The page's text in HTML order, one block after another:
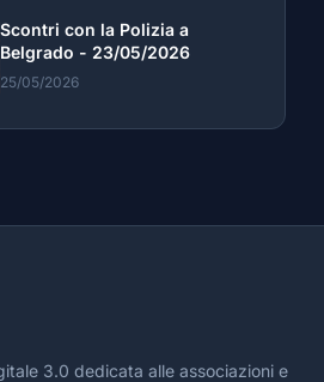
Scontri con la Polizia a
Belgrado - 23/05/2026
25/05/2026
3.0 dedicata alle associazioni e